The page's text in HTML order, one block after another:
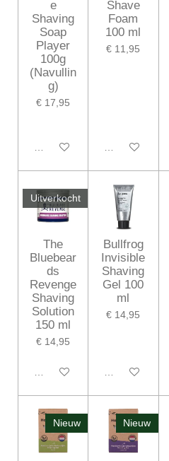
e
Shaving
Soap
Player
100g
(Navullin
g)
€ 17,95
In winkelwagen
Shave
Foam
100 ml
€ 11,95
In winkelwagen
Uitverkocht
The
Bluebear
ds
Revenge
Shaving
Solution
150 ml
€ 14,95
Houd mij op de hoogte
Bullfrog
Invisible
Shaving
Gel 100
ml
€ 14,95
In winkelwagen
Nieuw Nieuw